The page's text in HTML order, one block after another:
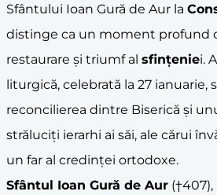
Sfântului Ioan Gură de Aur la
distinge ca un moment profund
restaurare și triumf al sfințeniei.
liturgică, celebrată la 27 ianuarie,
reconcilierea dintre Biserică și
străluciți ierarhi ai săi, ale cărui
un far al credinței ortodoxe.
Sfântul Ioan Gură de Aur